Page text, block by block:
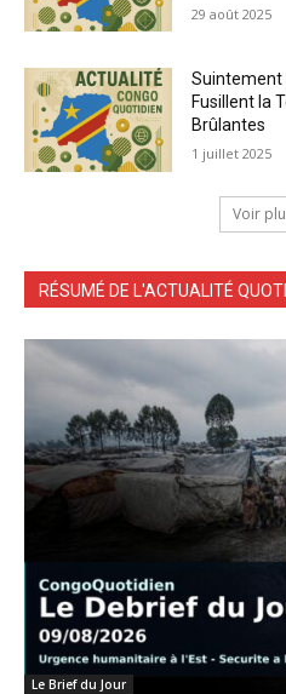
29 août 2025
Suintement
Fusillent la
Brûlantes
1 juillet 2025
Voir
RÉSUMÉ DE L'ACTUALITÉ
Le Brief du Jour